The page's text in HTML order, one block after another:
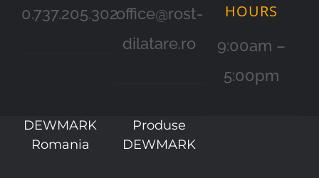
0.737.205.302office@rost-
dilatare.ro
HOURS
9:00am –
5:00pm
DEWMARK
Romania
Produse
DEWMARK